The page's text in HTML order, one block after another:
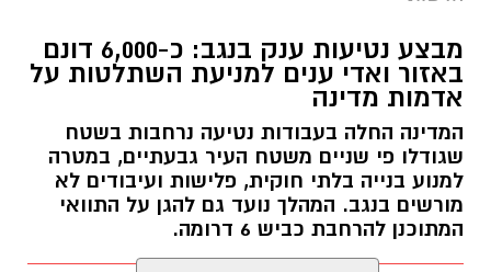
שגודלו פי שניים משטח העיר גבעתיים, במטרה
למנוע בנייה בלתי חוקית, פלישות ועיבודים לא
מורשים בנגב. המהלך נועד גם להגן על התוואי
המתוכנן להרחבת כביש 6 דרומה.
רותם שרון / 11:32 08.08.26 קרא עוד
אולי יעניין אותך גם